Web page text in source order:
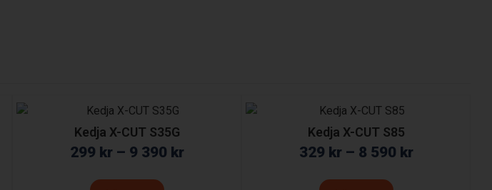
Kedja X-CUT S35G
299 kr – 9 390 kr
Kedja X-CUT S85
329 kr – 8 590 kr